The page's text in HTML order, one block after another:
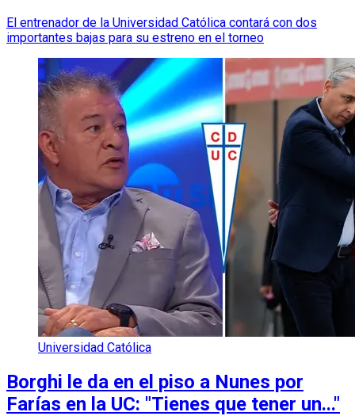
El entrenador de la Universidad Católica contará con dos
importantes bajas para su estreno en el torneo
Universidad Católica
Borghi le da en el piso a Nunes por
Farías en la UC: "Tienes que tener un..."